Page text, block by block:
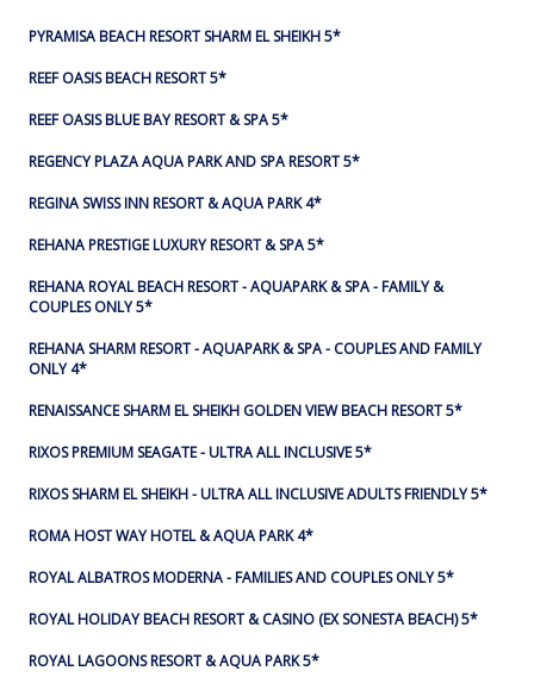
PYRAMISA BEACH RESORT SHARM EL SHEIKH 5*
REEF OASIS BEACH RESORT 5*
REEF OASIS BLUE BAY RESORT & SPA 5*
REGENCY PLAZA AQUA PARK AND SPA RESORT 5*
REGINA SWISS INN RESORT & AQUA PARK 4*
REHANA PRESTIGE LUXURY RESORT & SPA 5*
REHANA ROYAL BEACH RESORT - AQUAPARK & SPA - FAMILY &
COUPLES ONLY 5*
REHANA SHARM RESORT - AQUAPARK & SPA - COUPLES AND FAMILY
ONLY 4*
RENAISSANCE SHARM EL SHEIKH GOLDEN VIEW BEACH RESORT 5*
RIXOS PREMIUM SEAGATE - ULTRA ALL INCLUSIVE 5*
RIXOS SHARM EL SHEIKH - ULTRA ALL INCLUSIVE ADULTS FRIENDLY 5*
ROMA HOST WAY HOTEL & AQUA PARK 4*
ROYAL ALBATROS MODERNA - FAMILIES AND COUPLES ONLY 5*
ROYAL HOLIDAY BEACH RESORT & CASINO (EX SONESTA BEACH) 5*
ROYAL LAGOONS RESORT & AQUA PARK 5*